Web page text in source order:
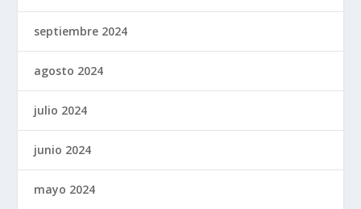
septiembre 2024
agosto 2024
julio 2024
junio 2024
mayo 2024